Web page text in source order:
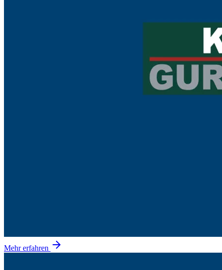
Mehr erfahren